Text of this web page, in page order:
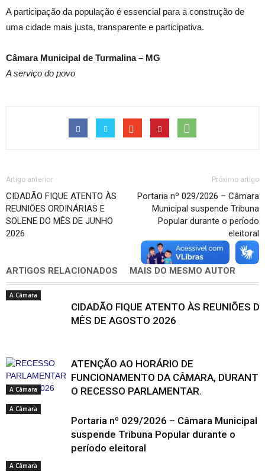
A participação da população é essencial para a construção de
uma cidade mais justa, transparente e participativa.
Câmara Municipal de Turmalina – MG
A serviço do povo
Artigo anterior
CIDADÃO FIQUE ATENTO ÀS
REUNIÕES ORDINÁRIAS E
SOLENE DO MÊS DE JUNHO
2026
Próximo artigo
Portaria nº 029/2026 – Câmara
Municipal suspende Tribuna
Popular durante o período
eleitoral
ARTIGOS RELACIONADOS MAIS DO MESMO AUTOR
A Câmara
CIDADÃO FIQUE ATENTO ÀS REUNIÕES
MÊS DE AGOSTO 2026
A Câmara
ATENÇÃO AO HORÁRIO DE
FUNCIONAMENTO DA CÂMARA, DURANTE
O RECESSO PARLAMENTAR.
A Câmara
Portaria nº 029/2026 – Câmara Municipal
suspende Tribuna Popular durante o
período eleitoral
A Câmara